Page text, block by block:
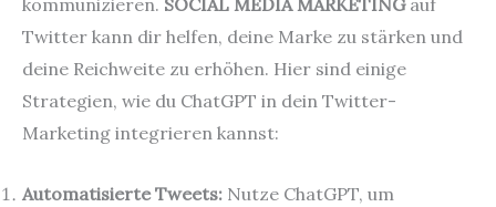
kommunizieren. SOCIAL MEDIA MARKETINGauf
Twitter kann dir helfen, deine Marke zu stärken und
deine Reichweite zu erhöhen. Hier sind einige
Strategien, wie du ChatGPT in dein Twitter-
Marketing integrieren kannst:
Automatisierte Tweets: Nutze ChatGPT, um